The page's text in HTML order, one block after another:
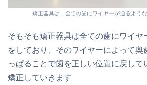
矯正器具は、全ての歯にワイヤーが通るよう
そもそも矯正器具は全ての歯にワイヤ
をしており、そのワイヤーによって奥
っぱることで歯を正しい位置に戻して
矯正していきます